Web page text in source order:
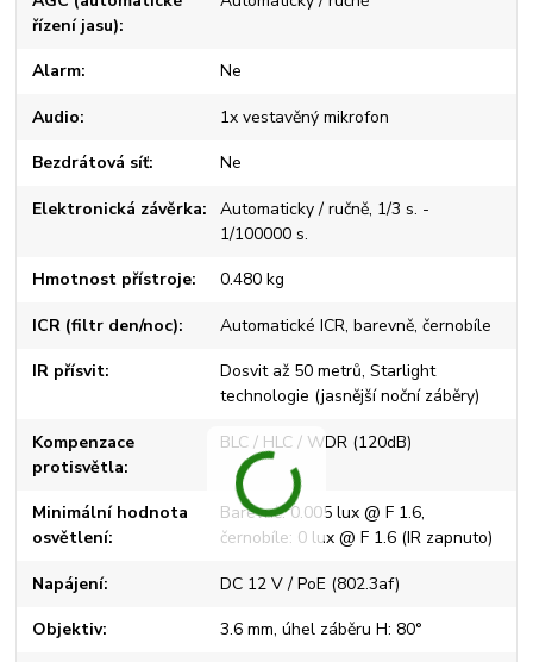
řízení jasu)
Alarm Ne
Audio 1x vestavěný mikrofon
Bezdrátová síť Ne
Elektronická závěrka
Automaticky / ručně, 1/3 s. -
1/100000 s.
Hmotnost přístroje 0.480 kg
ICR (filtr den/noc) Automatické ICR, barevně, černobíle
IR přísvit
Dosvit až 50 metrů, Starlight
technologie (jasnější noční záběry)
Kompenzace
protisvětla
BLC / HLC / WDR (120dB)
Minimální hodnota
osvětlení
Barevně: 0.005 lux @ F 1.6,
černobíle: 0 lux @ F 1.6 (IR zapnuto)
Napájení DC 12 V / PoE (802.3af)
Objektiv 3.6 mm, úhel záběru H: 80°